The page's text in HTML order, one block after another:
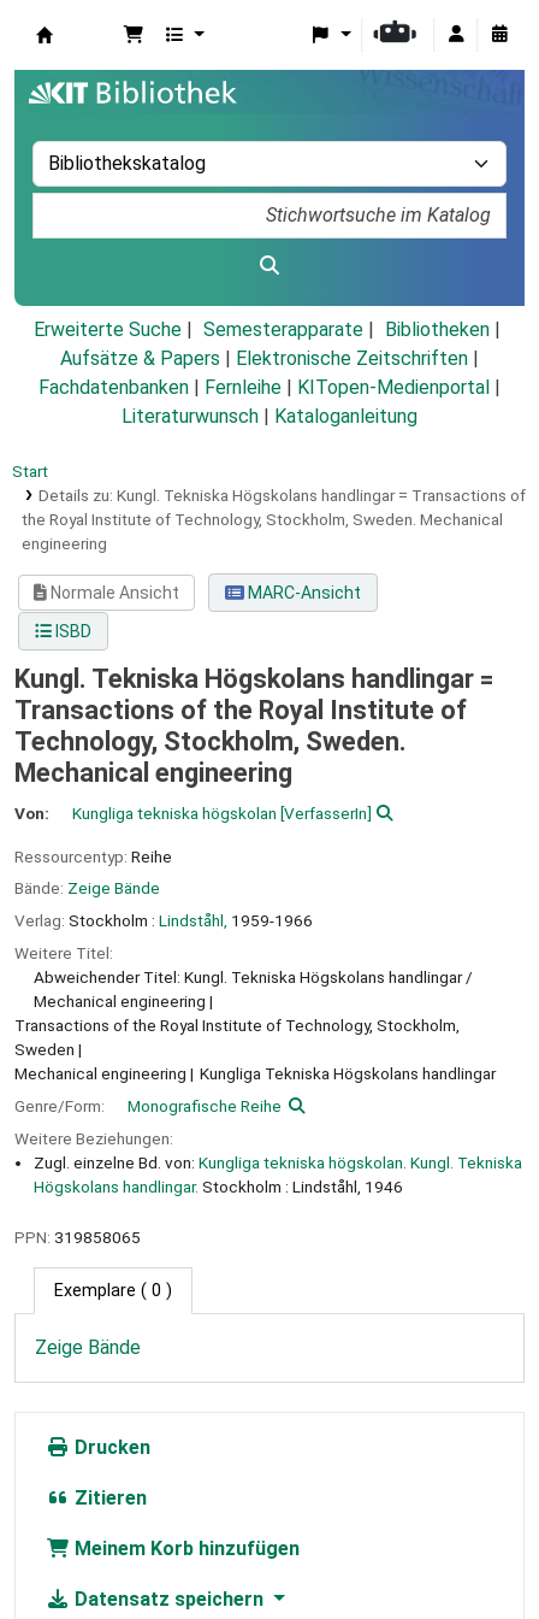
Erweiterte Suche Semesterapparate
Bibliotheken
Aufsätze & Papers
Elektronische Zeitschriften
Fachdatenbanken
Fernleihe KITopen-Medienportal
Literaturwunsch
Kataloganleitung
Start
Details zu: Kungl. Tekniska Högskolans handlingar = Transactions of
the Royal Institute of Technology, Stockholm, Sweden. Mechanical
engineering
Normale Ansicht
MARC-Ansicht
ISBD
Kungl. Tekniska Högskolans handlingar =
Transactions of the Royal Institute of
Technology, Stockholm, Sweden.
Mechanical engineering
Von: Kungliga tekniska högskolan [VerfasserIn]
Ressourcentyp: Reihe
Bände: Zeige Bände
Verlag: Stockholm : Lindståhl, 1959-1966
Weitere Titel:
Abweichender Titel: Kungl. Tekniska Högskolans handlingar /
Mechanical engineering
Transactions of the Royal Institute of Technology, Stockholm,
Sweden
Mechanical engineering
Kungliga Tekniska Högskolans handlingar
Genre/Form:
Monografische Reihe
Weitere Beziehungen:
Zugl. einzelne Bd. von: Kungliga tekniska högskolan. Kungl. Tekniska
Högskolans handlingar. Stockholm : Lindståhl, 1946
PPN: 319858065
Exemplare ( 0 )
Zeige Bände
Drucken
Zitieren
Meinem Korb hinzufügen
Datensatz speichern